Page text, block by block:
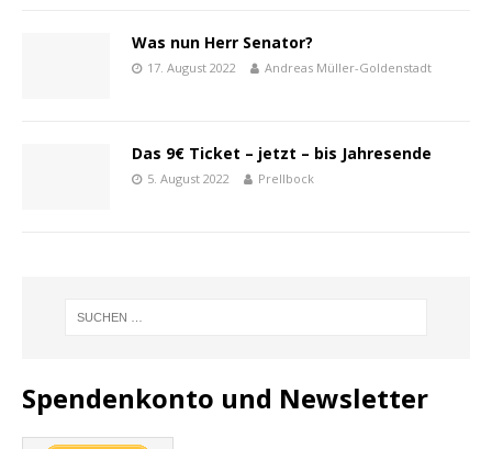
Was nun Herr Senator?
17. August 2022 Andreas Müller-Goldenstadt
Das 9€ Ticket – jetzt – bis Jahresende
5. August 2022 Prellbock
Spendenkonto und Newsletter